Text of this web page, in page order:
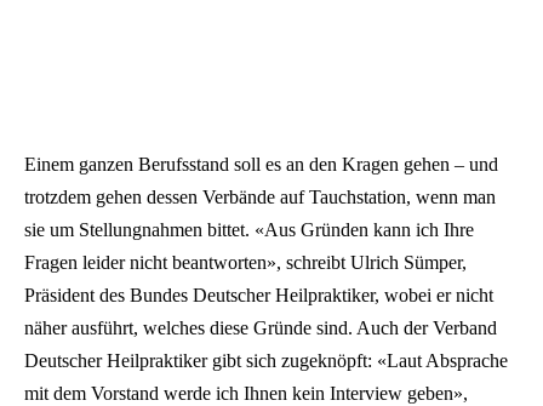
Einem ganzen Berufsstand soll es an den Kragen gehen – und
trotzdem gehen dessen Verbände auf Tauchstation, wenn man
sie um Stellungnahmen bittet. «Aus Gründen kann ich Ihre
Fragen leider nicht beantworten», schreibt Ulrich Sümper,
Präsident des Bundes Deutscher Heilpraktiker, wobei er nicht
näher ausführt, welches diese Gründe sind. Auch der Verband
Deutscher Heilpraktiker gibt sich zugeknöpft: «Laut Absprache
mit dem Vorstand werde ich Ihnen kein Interview geben»,